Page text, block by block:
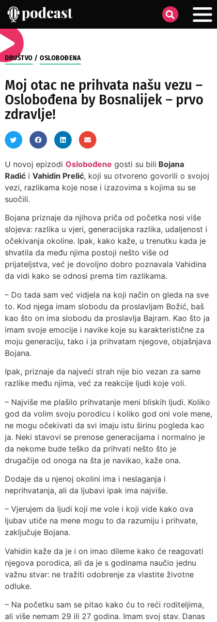
DRUŠTVO / OSLOBOĐENA
Moj otac ne prihvata našu vezu –
Oslobođena by Bosnalijek – prvo
zdravlje!
U novoj epizodi Oslobođene gosti su bili Bojana
Radić i Vahidin Prelić, koji su otvoreno govorili o svojoj
vezi, razlikama koje nose i izazovima s kojima su se
suočili.
Bojana priznaje da njihova priča od početka nosi više
slojeva: razlika u vjeri, generacijska razlika, udaljenost i
očekivanja okoline. Ipak, kako kaže, u trenutku kada je
shvatila da među njima postoji nešto više od
prijateljstva, već je dovoljno dobro poznavala Vahidina
da vidi kako se odnosi prema tim razlikama.
– Do tada sam već vidjela na koji način on gleda na sve
to. Kod njega imam slobodu da proslavljam Božić, baš
kao što on ima slobodu da proslavlja Bajram. Kao što ja
imam svoje emocije i navike koje su karakteristične za
moju generaciju, tako i ja prihvatam njegove, objašnjava
Bojana.
Ipak, priznaje da najveći strah nije bio vezan za same
razlike među njima, već za reakcije ljudi koje voli.
– Najviše me plašilo prihvatanje meni bliskih ljudi. Koliko
god da volim svoju porodicu i koliko god oni vole mene,
ne mogu očekivati da svi imaju istu širinu pogleda kao
ja. Neki stavovi se prenose generacijama i normalno je
da nekome bude teško da prihvati nešto što je
drugačije od onoga na šta je navikao, kaže ona.
Dodaje da u njenoj okolini ima i neslaganja i
neprihvatanja, ali da ljubavi ipak ima najviše.
– Vjerujem da ljudi koji me vole i koji vide kako ova
ljubav utiče na mene mogu to da razumiju i prihvate,
zaključuje Bojana.
Vahidin kaže da je i on imao dileme kako će reagovati
njegova porodica, ali da je s godinama naučio jednu
važnu stvar: ne tražiti odobrenje za vlastite životne
odluke.
– Na početku sam se pitao kako ću to reći roditeljima,
ali više nemam 29 ili 27 godina. Imam svoj stav. Danas